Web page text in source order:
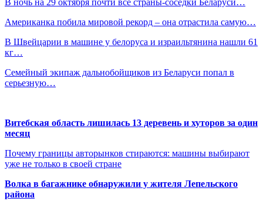
Американка побила мировой рекорд – она отрастила самую…
В Швейцарии в машине у белоруса и израильтянина нашли 61
кг…
Семейный экипаж дальнобойщиков из Беларуси попал в
серьезную…
Витебская область лишилась 13 деревень и хуторов за один
месяц
Почему границы авторынков стираются: машины выбирают
уже не только в своей стране
Волка в багажнике обнаружили у жителя Лепельского
района